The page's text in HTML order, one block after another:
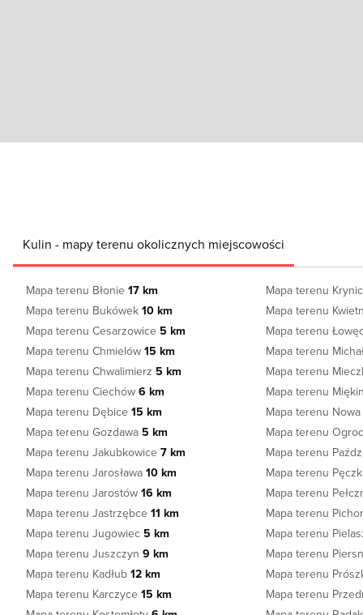
Kulin - mapy terenu okolicznych miejscowości
Mapa terenu Błonie 17 km
Mapa terenu Bukówek 10 km
Mapa terenu Cesarzowice 5 km
Mapa terenu Chmielów 15 km
Mapa terenu Chwalimierz 5 km
Mapa terenu Ciechów 6 km
Mapa terenu Dębice 15 km
Mapa terenu Gozdawa 5 km
Mapa terenu Jakubkowice 7 km
Mapa terenu Jarosława 10 km
Mapa terenu Jarostów 16 km
Mapa terenu Jastrzębce 11 km
Mapa terenu Jugowiec 5 km
Mapa terenu Juszczyn 9 km
Mapa terenu Kadłub 12 km
Mapa terenu Karczyce 15 km
Mapa terenu
Mapa terenu
Mapa terenu
Mapa terenu
Mapa terenu
Mapa terenu
Mapa terenu
Mapa terenu
Mapa terenu
Mapa terenu
Mapa terenu
Mapa terenu
Mapa terenu
Mapa terenu
Mapa terenu
Mapa terenu